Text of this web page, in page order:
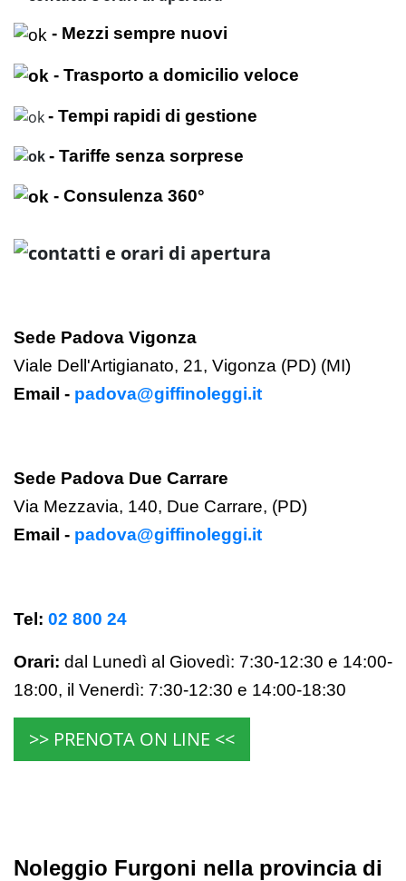
- Mezzi sempre nuovi
- Trasporto a domicilio veloce
- Tempi rapidi di gestione
- Tariffe senza sorprese
- Consulenza 360°
Sede Padova Vigonza
Viale Dell'Artigianato, 21, Vigonza (PD) (MI)
Email - padova@giffinoleggi.it
Sede Padova Due Carrare
Via Mezzavia, 140, Due Carrare, (PD)
Email - padova@giffinoleggi.it
Tel: 02 800 24
Orari: dal Lunedì al Giovedì: 7:30-12:30 e 14:00-
18:00, il Venerdì: 7:30-12:30 e 14:00-18:30
>> PRENOTA ON LINE <<
Noleggio Furgoni nella provincia di